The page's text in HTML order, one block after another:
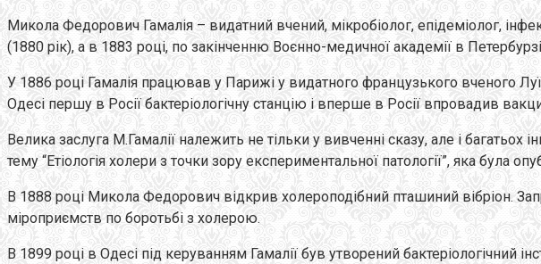
Микола Федорович Гамалія – видатний вчений, мікробіолог, епідеміолог,
(1880 рік), а в 1883 році, по закінченню Воєнно-медичної академії в
У 1886 році Гамалія працював у Парижі у видатного французького вченого
Одесі першу в Росії бактеріологічну станцію і вперше в Росії впровадив
Велика заслуга М.Гамалії належить не тільки у вивченні сказу, але і
тему “Етіологія холери з точки зору експериментальної патології”, яка була
В 1888 році Микола Федорович відкрив холероподібний пташиний вібріон.
міроприємств по боротьбі з холерою.
В 1899 році в Одесі під керуванням Гамалії був утворений бактеріологічний